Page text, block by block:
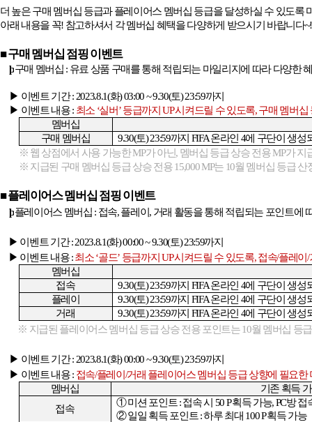
더 높은 구매 멤버십 등급과 플레이어스 멤버십 등급을 달성하실 수 있도록
아래 내용을 꼭! 참고하셔서 각 멤버십 혜택을 다양하게 받으시기 바랍니다~!
■ 구매 멤버십 점핑 이벤트
þ구매 멤버십 : 유료 상품 구매를 통해 적립되는 마일리지에 따라 다양한
▶ 이벤트 기간: 2023.8.1(화) 03:00 ~ 9.30(토) 23:59까지
▶ 이벤트 내용: 최소 ‘실버’등급까지 UP시켜드릴 수 있도록,구매 멤버십
멤버십
구매 멤버십
9.30(토) 23:59까지 FIFA온라인 4에 구단이 생성
※ 웹 상점에서 사용 가능한MP가 아닌 , 멤버십 등급 상승 전용MP가 지
※ 지급된 구매 멤버십 등급 상승 전용15,000 MP는 10월 멤버십 등급 산
■ 플레이어스 멤버십 점핑 이벤트
þ플레이어스 멤버십 : 접속,플레이 , 거래 활동을 통해 적립되는 포인트에
▶ 이벤트 기간: 2023.8.1(화) 00:00 ~ 9.30(토) 23:59까지
▶ 이벤트 내용:최소‘골드’ 등급까지 UP시켜드릴 수 있도록,접속/플레이/
멤버십
접속
9.30(토) 23:59까지 FIFA온라인 4에 구단이 생성
플레이
9.30(토) 23:59까지 FIFA온라인 4에 구단이 생성
거래
9.30(토) 23:59까지 FIFA온라인 4에 구단이 생성
※ 지급된 플레이어스 멤버십 등급 상승 전용 포인트는10월 멤버십 등
▶ 이벤트 기간: 2023.8.1(화) 00:00 ~ 9.30(토) 23:59까지
▶ 이벤트 내용: 접속/플레이 /거래 플레이어스 멤버십 등급 상향에 필요한
멤버십
기존 획득
접속
① 미션 포인트 :접속 시 50 P획득 가능, PC방 접
②일일 획득 포인트 :하루 최대 100 P획득 가능